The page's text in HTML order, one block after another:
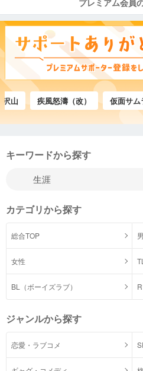
プレミアム会員
疾風怒濤（改） 仮面サムラ
キーワードから探す
カテゴリから探す
総合TOP
女性
BL（ボーイズラブ）
ジャンルから探す
恋愛・ラブコメ